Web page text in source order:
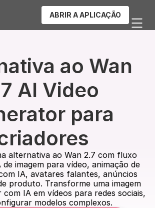
ABRIR A APLICAÇÃO
ao Wan
AI Video
para
alternativa ao Wan 2.7 com fluxo
imagem para vídeo, animação de
IA, avatares falantes, anúncios
produto. Transforme uma imagem
IA em vídeos para redes sociais,
modelos complexos.